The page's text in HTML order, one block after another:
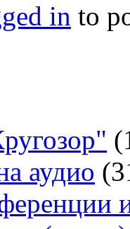
in to
аудио